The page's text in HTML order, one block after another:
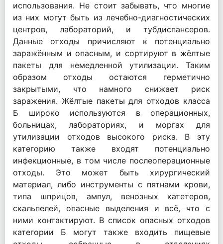
использования. Не стоит забывать, что многие
из них могут быть из лечебно-диагностических
центров, лабораторий, и тубдиспансеров.
Данные отходы причисляют к потенциально
заражённым и опасным, и сортируют в жёлтые
пакеты для немедленной утилизации. Таким
образом отходы остаются герметично
закрытыми, что намного снижает риск
заражения. Жёлтые пакеты для отходов класса
Б широко используются в операционных,
больницах, лабораториях, и моргах для
утилизации отходов высокого риска. В эту
категорию также входят потенциально
инфекционные, в том числе послеоперационные
отходы. Это может быть хирургический
материал, либо инструменты с пятнами крови,
типа шприцов, ампул, венозных катетеров,
скальпелей, опасные выделения и всё, что с
ними контактируют. В список опасных отходов
категории Б могут также входить пищевые